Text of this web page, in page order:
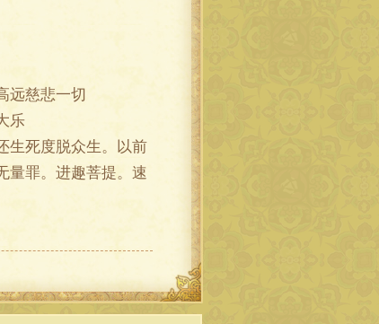
远慈悲一切
乐
死度脱众生。以前
量罪。进趣菩提。速